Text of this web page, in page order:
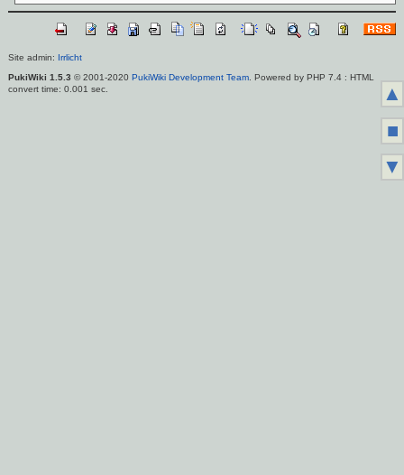
Site admin: Irrlicht
PukiWiki 1.5.3 © 2001-2020 PukiWiki Development Team. Powered by PHP 7.4 : HTML
convert time: 0.001 sec.
▲
■
▼